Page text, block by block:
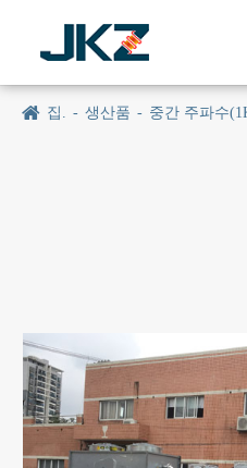
집. 생산품 중간 주파수